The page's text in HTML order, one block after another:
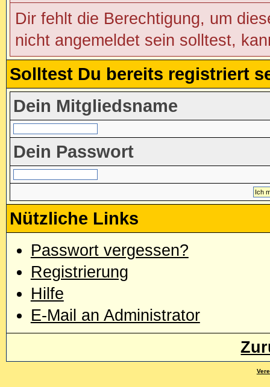
Dir fehlt die Berechtigung, um
nicht angemeldet sein solltest,
Solltest Du bereits registriert
Dein Mitgliedsname
Dein Passwort
Nützliche Links
Passwort vergessen?
Registrierung
Hilfe
E-Mail an Administrator